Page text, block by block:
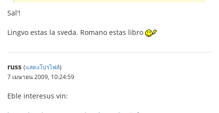
Sal'!
Lingvo estas la sveda. Romano estas libro
russ (แสดงโปรไฟล์)
7 เมษายน 2009, 10:24:59
Eble interesus vin: